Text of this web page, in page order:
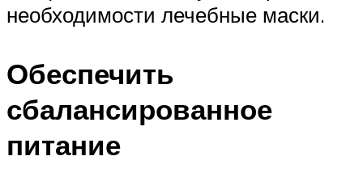
необходимости лечебные маски.
Обеспечить
сбалансированное
питание